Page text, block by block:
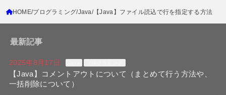
HOME プログラミング Java 【Java】ファイル読込で行を指定する方法
最新記事
2025年8月17日
【Java】コメントアウトについて（まとめて行う方法や、
一括削除について）